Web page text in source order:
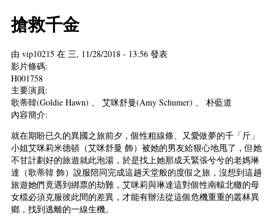
搶救千金
由 vip10215 在 三, 11/28/2018 - 13:56 發表
影片條碼:
H001758
主要演員:
歌蒂韓(Goldie Hawn) 、 艾咪舒曼(Amy Schumer) 、 朴藍道
內容簡介:
就在期盼已久的異國之旅前夕，個性粗線條、又愛做夢的千「斤」
小姐艾咪莉米德頓（艾咪舒曼 飾）被她的男友給狠心地甩了，但她
不甘計劃好的旅遊就此泡湯，於是找上她那成天緊張兮兮的老媽琳
達（歌蒂韓 飾）說服陪同完成這趟天堂般的度假之旅，沒想到這趟
旅遊她們竟遇到綁票的劫難，艾咪莉與琳達這對個性南轅北轍的母
女檔必須克服彼此間的差異，才能有辦法從這個危機重重的叢林異
鄉，找到逃離的一線生機。